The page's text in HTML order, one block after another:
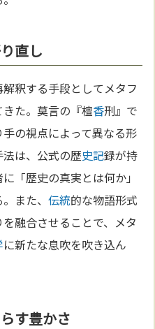
直し
釈する手段としてメタフ
た。莫言の『檀香刑』で
の視点によって異なる形
は、公式の歴史記録が持
「歴史の真実とは何か」
また、伝統的な物語形式
融合させることで、メタ
に新たな息吹を吹き込ん
す豊かさ